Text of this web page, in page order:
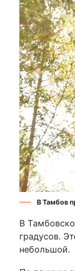
В Тамбов
В
градусов.
небольшой.